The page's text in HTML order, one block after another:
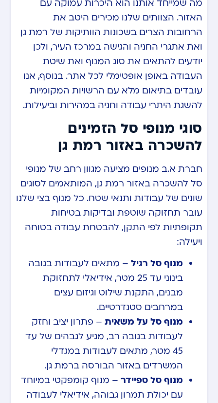
מה שמייחד אותנו הוא היכרות עמוקה עם
האזור. הצוותים שלנו מכירים היטב את
הרחובות הצרים בשכונות הוותיקות של רמת גן
ואת אתגרי החניה והגישה במרכז העיר, ולכן
יודעים להתאים את סוג המנוף ואת שיטת
העבודה באופן אופטימלי לכל אתר. בנוסף, אנו
עובדים בתיאום מלא עם הרשויות המקומיות
להשגת היתרי עבודה וחניה במהירות וביעילות.
סוגי מנופי סל הזמינים
להשכרה באזור רמת גן
חברת א.ב מנופים מציעה מגוון רחב של מנופי
סל להשכרה באזור רמת גן, המותאמים לסוגים
שונים של עבודות ותנאי שטח. כל מנוף בצי שלנו
עובר תחזוקה שוטפת ובדיקות בטיחות
תקופתיות לפי התקן, להבטחת עבודה בטוחה
ויעילה:
מנוף סל רגיל – מתאים לעבודות בגובה
בינוני עד 25 מטר, אידיאלי לתחזוקת
מבנים, התקנת שילוט וגיזום עצים
במרחבים סטנדרטיים.
מנוף סל על משאית – פתרון יציב וחזק
לעבודות בגובה רב, מגיע לגבהים של עד
45 מטר, מתאים לעבודות במגדלי
המשרדים באזור הבורסה ברמת גן.
מנוף סל ספיידר – מנוף קומפקטי במיוחד
עם יכולת תמרון גבוהה, אידיאלי לעבודה